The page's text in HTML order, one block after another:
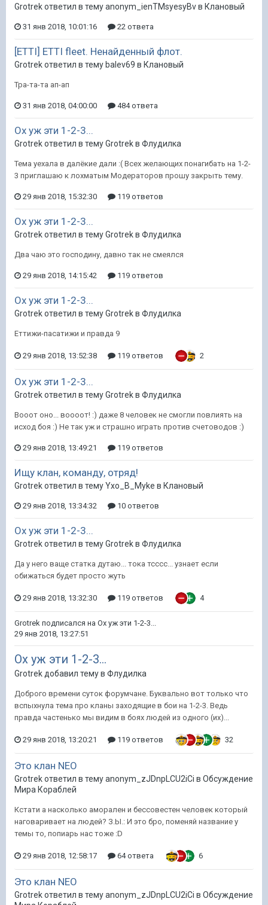
Grotrek ответил в тему anonym_ienTMsyesyBv в Клановый
31 янв 2018, 10:01:16 22 ответа
[ETTI] ETTI fleet. Ненайденный флот.
Grotrek ответил в тему balev69 в Клановый
Тра-та-та ап-ап
31 янв 2018, 04:00:00 484 ответа
Ох уж эти 1-2-3...
Grotrek ответил в тему Grotrek в Флудилка
Тема уехала в далёкие дали :( Всех желающих понагибать на 1-2-
3 приглашаю к лохматым Модераторов прошу закрыть тему.
29 янв 2018, 15:32:30 119 ответов
Ох уж эти 1-2-3...
Grotrek ответил в тему Grotrek в Флудилка
Два чаю это господину, давно так не смеялся
29 янв 2018, 14:15:42 119 ответов
Ох уж эти 1-2-3...
Grotrek ответил в тему Grotrek в Флудилка
Еттижи-пасатижи и правда 9
29 янв 2018, 13:52:38 119 ответов 2
Ох уж эти 1-2-3...
Grotrek ответил в тему Grotrek в Флудилка
Вооот оно... воооот! :) даже 8 человек не смогли повлиять на
исход боя :) Не так уж и страшно играть против счетоводов :)
29 янв 2018, 13:49:21 119 ответов
Ищу клан, команду, отряд!
Grotrek ответил в тему Yxo_B_Myke в Клановый
29 янв 2018, 13:34:32 10 ответов
Ох уж эти 1-2-3...
Grotrek ответил в тему Grotrek в Флудилка
Да у него ваще статка дутаю... тока тсссс... узнает если
обижаться будет просто жуть
29 янв 2018, 13:32:30 119 ответов 4
Grotrek подписался на Ох уж эти 1-2-3...
29 янв 2018, 13:27:51
Ох уж эти 1-2-3...
Grotrek добавил тему в Флудилка
Доброго времени суток форумчане. Буквально вот только что
вспыхнула тема про кланы заходящие в бои на 1-2-3. Ведь
правда частенько мы видим в боях людей из одного (их)...
29 янв 2018, 13:20:21 119 ответов 32
Это клан NEO
Grotrek ответил в тему anonym_zJDnpLCU2iCi в Обсуждение
Мира Кораблей
Кстати а насколько аморален и бессовестен человек который
наговаривает на людей? З.Ы.: И это бро, поменяй название у
темы то, попиарь нас тоже :D
29 янв 2018, 12:58:17 64 ответа 6
Это клан NEO
Grotrek ответил в тему anonym_zJDnpLCU2iCi в Обсуждение